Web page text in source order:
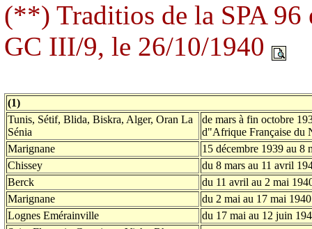
(**) Traditios de la SPA 96
GC III/9, le 26/10/1940
(1)
Tunis, Sétif, Blida, Biskra, Alger, Oran La
Sénia
de mars à fin octobre
d"Afrique Française
Marignane
15 décembre 1939 au 8
Chissey
du 8 mars au 11 avril
Berck
du 11 avril au 2 mai
Marignane
du 2 mai au 17 mai 1940
Lognes Emérainville
du 17 mai au 12 juin